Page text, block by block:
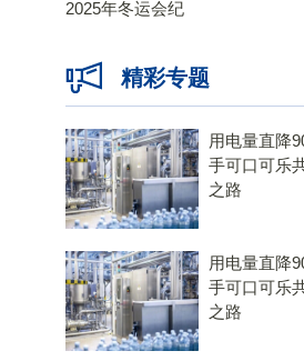
精彩专题
用电量直降
手可口可乐
之路
用电量直降
手可口可乐
之路